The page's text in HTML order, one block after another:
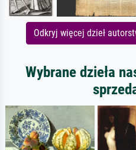
Odkryj więcej dzieł
Wybrane dzieła